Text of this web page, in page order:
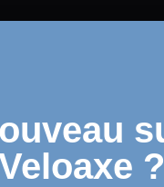
?